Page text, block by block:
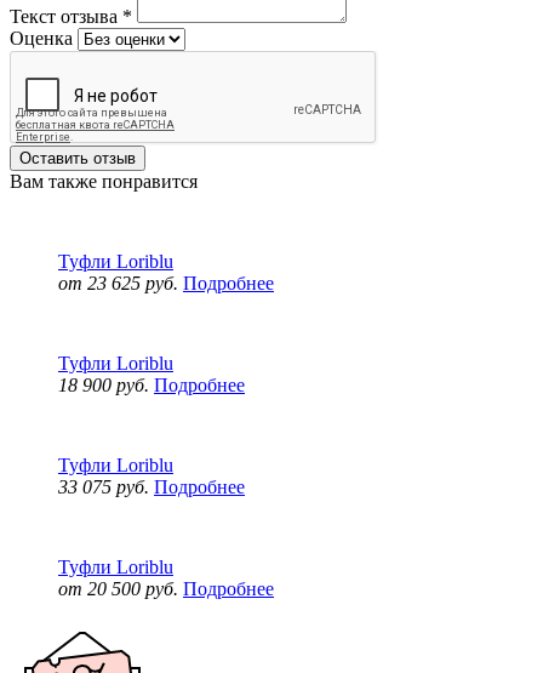
Текст отзыва *
Оценка
Оставить отзыв
Вам также понравится
Туфли Loriblu
от 23 625 руб. Подробнее
Туфли Loriblu
18 900 руб. Подробнее
Туфли Loriblu
33 075 руб. Подробнее
Туфли Loriblu
от 20 500 руб. Подробнее